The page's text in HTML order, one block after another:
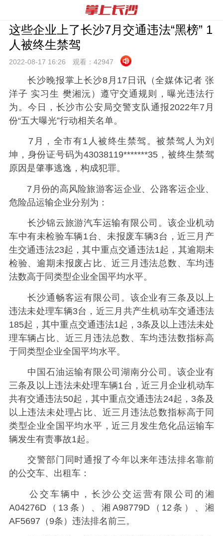
这些企业上了长沙7月交通违法“黑榜” 1
人被终生禁驾
2022-08-17 16:26 观看： 42947
长沙晚报掌上长沙8月17日讯（全媒体记者 张
洋子 实习生 樊湘沅）遵守交通规则，曝光违法行
为。今日，长沙市公安局交警支队通报2022年7月
份“五大曝光”行动相关名单。
7月，全市有1人被终生禁驾。被禁驾人为刘
坤，身份证号码为43038119*******35，被终生禁驾
原因是肇事逃逸，构成犯罪。
7月份的高风险旅游客运企业、公路客运企业、
危险品运输企业分别为：
长沙锦云旅游汽车运输有限公司。该企业机动
车中有未检验车辆1台、未报废车辆3台，近三月产
生交通违法23起，其中重点交通违法1起，其逾期未
检验、逾期未报废占比、近三月违法总数、车均违
法数高于同类型企业全国平均水平。
长沙通畅客运有限公司。该企业有三条及以上
违法未处理车辆3台，近三月共产生机动车交通违法
185起，其中重点交通违法1起，3条及以上违法未处
理车辆占比、近三月违法总数、车均违法数指标高
于同类型企业全国平均水平。
中国石油运输有限公司湖南分公司。该企业有
三条及以上违法未处理车辆1台，近三月企业机动车
共有交通违法50起，其中重点交通违法24起，3条及
以上违法未处理占比、近三月违法总数指标高于同
类型企业全国平均水平，近三月发生危化品运输车
辆发生有责事故1起。
交警部门同时通报了今年以来年违法排名靠前
的公交车、出租车：
公交车辆中，长沙公交运营有限公司的湘
A04276D（13条）、湘A98779D（12条）、湘
AF5697（9条）违法排名前三。